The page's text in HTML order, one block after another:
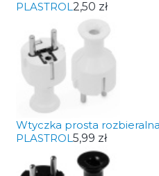
PLASTROL 2,50 zł
Wtyczka prosta
PLASTROL 5,99 zł